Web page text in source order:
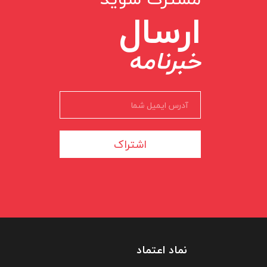
ارسال
خبرنامه
اشتراک
نماد اعتماد